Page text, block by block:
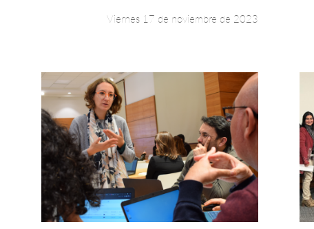
Viernes 17 de noviembre de 2023